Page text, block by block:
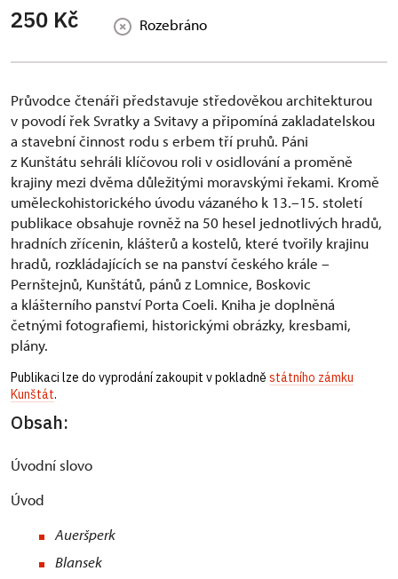
250 Kč Rozebráno
Průvodce čtenáři představuje středověkou architekturou
v povodí řek Svratky a Svitavy a připomíná zakladatelskou
a stavební činnost rodu s erbem tří pruhů. Páni
z Kunštátu sehráli klíčovou roli v osidlování a proměně
krajiny mezi dvěma důležitými moravskými řekami. Kromě
uměleckohistorického úvodu vázaného k 13.–15. století
publikace obsahuje rovněž na 50 hesel jednotlivých hradů,
hradních zřícenin, klášterů a kostelů, které tvořily krajinu
hradů, rozkládajících se na panství českého krále –
Pernštejnů, Kunštátů, pánů z Lomnice, Boskovic
a klášterního panství Porta Coeli. Kniha je doplněná
četnými fotografiemi, historickými obrázky, kresbami,
plány.
Publikaci lze do vyprodání zakoupit v pokladně státního zámku
Kunštát.
Obsah:
Úvodní slovo
Úvod
Aueršperk
Blansek